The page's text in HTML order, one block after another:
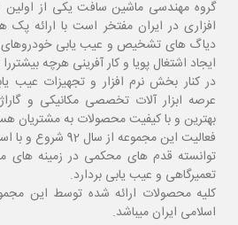
گروه مهندسی ماشین سافت یکی از اولین
افزاری در ایران مفتخر است با ارائه
دیاگ های تشخیص و عیب یابی خودروهای
ایجاد اشتغال پویا و کار آفرینی هرچه
در کنار بخش نرم افزار و تجهیزات عیب
عرصه ابزار آلات تخصصی مکانیکی و
بهترین و با کیفیت محصولات به مشتریان
فعالیت این مجموعه
توانسته قدم های محکمی در زمینه های
تعمیرگاهی و عیب یابی بردارد.
کلیه محصولات ارائه شده توسط این
اسلامی ایران میباشد.